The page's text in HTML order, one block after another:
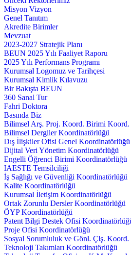
Misyon Vizyon
Genel Tanıtım
Akredite Birimler
Mevzuat
2023-2027 Stratejik Planı
BEUN 2025 Yılı Faaliyet Raporu
2025 Yılı Performans Programı
Kurumsal Logomuz ve Tarihçesi
Kurumsal Kimlik Kılavuzu
Bir Bakışta BEUN
360 Sanal Tur
Fahri Doktora
Basında Biz
Bilimsel Arş. Proj. Koord. Birimi Koord.
Bilimsel Dergiler Koordinatörlüğü
Dış İlişkiler Ofisi Genel Koordinatörlüğü
Dijital Veri Yönetim Koordinatörlüğü
Engelli Öğrenci Birimi Koordinatörlüğü
IAESTE Temsilciliği
İş Sağlığı ve Güvenliği Koordinatörlüğü
Kalite Koordinatörlüğü
Kurumsal İletişim Koordinatörlüğü
Ortak Zorunlu Dersler Koordinatörlüğü
ÖYP Koordinatörlüğü
Patent Bilgi Destek Ofisi
Proje Ofisi Koordinatörlüğü
Sosyal Sorumluluk ve Gönl. Çlş. Koord.
Teknoloji Takımları Koordinatörlüğü